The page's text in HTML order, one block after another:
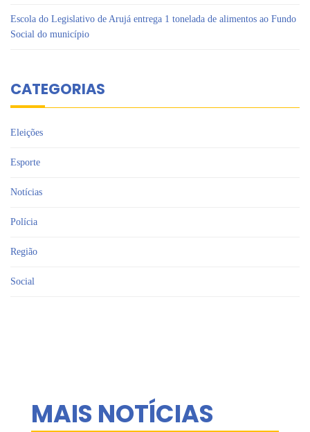
Escola do Legislativo de Arujá entrega 1 tonelada de alimentos ao Fundo
Social do município
CATEGORIAS
Eleições
Esporte
Notícias
Polícia
Região
Social
MAIS NOTÍCIAS